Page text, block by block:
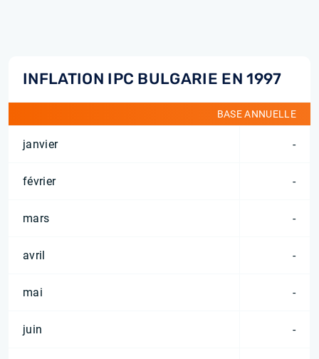
INFLATION IPC BULGARIE EN 1997
BASE ANNUELLE
janvier -
février -
mars -
avril -
mai -
juin -